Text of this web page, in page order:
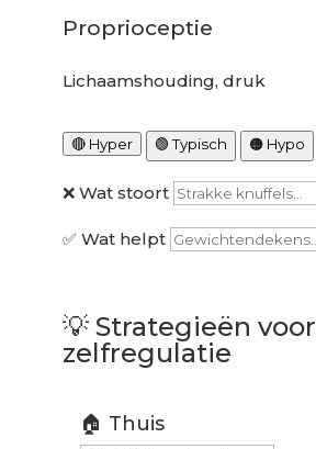
Proprioceptie
Lichaamshouding, druk
🔴 Hyper 🟢 Typisch 🟠 Hypo
❌ Wat stoort
✅ Wat helpt
💡Strategieën voor
zelfregulatie
🏠 Thuis